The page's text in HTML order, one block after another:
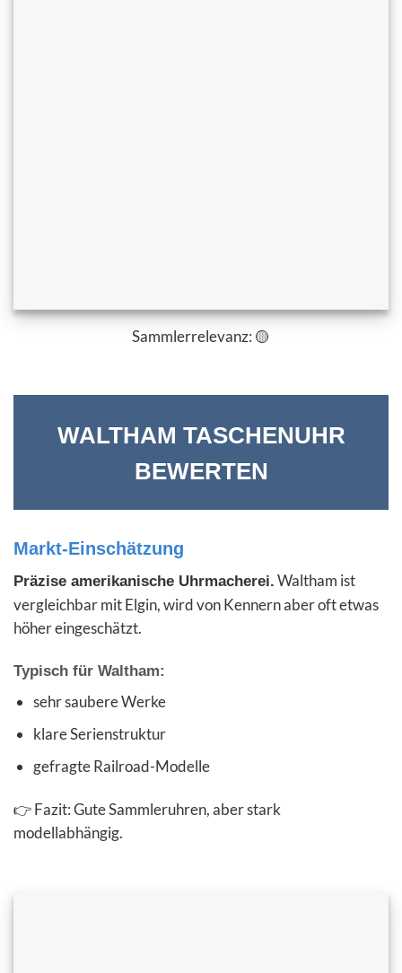
Sammlerrelevanz: 🟡
WALTHAM TASCHENUHR
BEWERTEN
Markt-Einschätzung
Präzise amerikanische Uhrmacherei. Waltham ist
vergleichbar mit Elgin, wird von Kennern aber oft etwas
höher eingeschätzt.
Typisch für Waltham:
sehr saubere Werke
klare Serienstruktur
gefragte Railroad-Modelle
👉 Fazit: Gute Sammleruhren, aber stark
modellabhängig.